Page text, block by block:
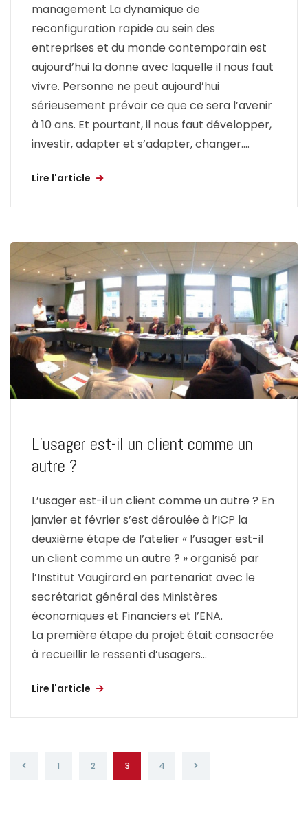
management La dynamique de
reconfiguration rapide au sein des
entreprises et du monde contemporain est
aujourd’hui la donne avec laquelle il nous faut
vivre. Personne ne peut aujourd’hui
sérieusement prévoir ce que ce sera l’avenir
à 10 ans. Et pourtant, il nous faut développer,
investir, adapter et s’adapter, changer....
Lire l'article
L’usager est-il un client comme un
autre ?
L’usager est-il un client comme un autre ? En
janvier et février s’est déroulée à l’ICP la
deuxième étape de l’atelier « l’usager est-il
un client comme un autre ? » organisé par
l’Institut Vaugirard en partenariat avec le
secrétariat général des Ministères
économiques et Financiers et l’ENA.
La première étape du projet était consacrée
à recueillir le ressenti d’usagers...
Lire l'article
1 2 3 4